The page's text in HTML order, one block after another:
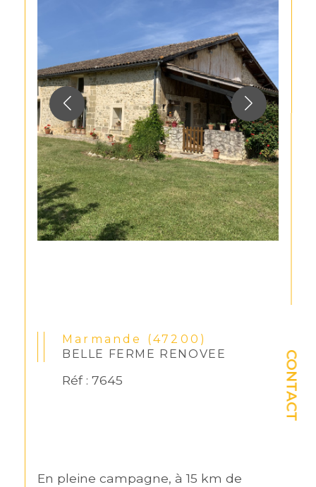
CONTACT
Marmande (47200)
BELLE FERME RENOVEE
Réf : 7645
En pleine campagne, à 15 km de